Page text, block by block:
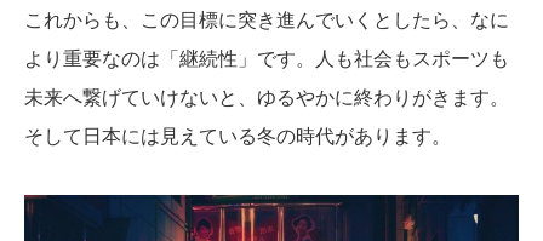
これからも、この目標に突き進んでいくとしたら、なに
より重要なのは「継続性」です。人も社会もスポーツも
未来へ繋げていけないと、ゆるやかに終わりがきます。
そして日本には見えている冬の時代があります。